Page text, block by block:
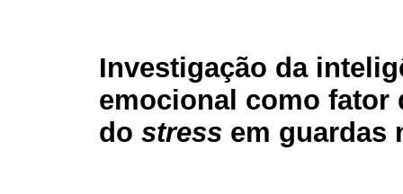
Investigação da
emocional como fator
do stress em guardas